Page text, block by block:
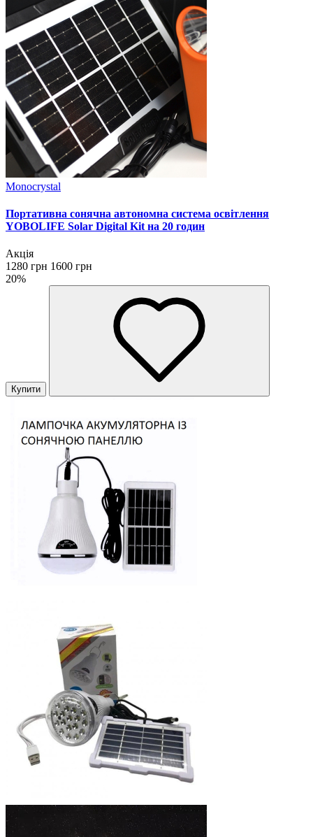
Monocrystal
Портативна сонячна автономна система освітлення
YOBOLIFE Solar Digital Kit на 20 годин
Акція
1280 грн 1600 грн
20%
Купити